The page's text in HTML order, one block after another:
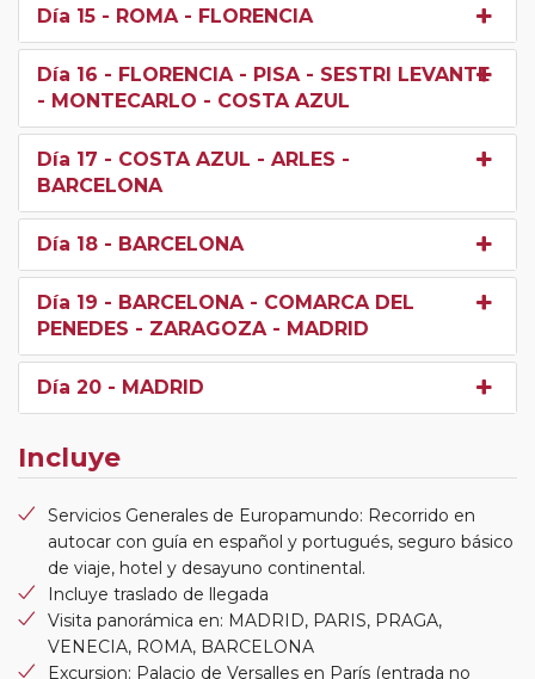
Día 15 - ROMA - FLORENCIA
Día 16 - FLORENCIA - PISA - SESTRI LEVANTE
- MONTECARLO - COSTA AZUL
Día 17 - COSTA AZUL - ARLES -
BARCELONA
Día 18 - BARCELONA
Día 19 - BARCELONA - COMARCA DEL
PENEDES - ZARAGOZA - MADRID
Día 20 - MADRID
Incluye
Servicios Generales de Europamundo: Recorrido en
autocar con guía en español y portugués, seguro básico
de viaje, hotel y desayuno continental.
Incluye traslado de llegada
Visita panorámica en: MADRID, PARIS, PRAGA,
VENECIA, ROMA, BARCELONA
Excursion: Palacio de Versalles en París (entrada no